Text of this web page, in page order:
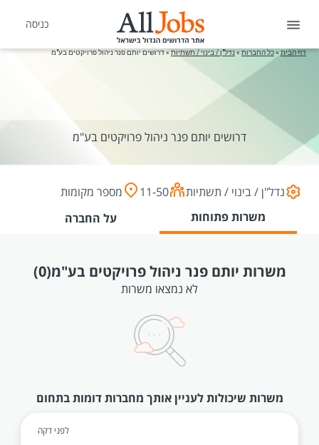
כניסה
דף הבית »כל החברות » נדל"ן / בינוי / תשתיות»דרושים יותם פנר ניהול פרויקטים בע"מ
דרושים יותם פנר ניהול פרויקטים בע"מ
נדל"ן / בינוי / תשתיות 11-50
מספר מקומות
משרות פתוחות
על החברה
משרות יותם פנר ניהול פרויקטים בע"מ(0)
לא נמצאו משרות
משרות שיכולות לעניין אותך מחברות דומות בתחום
לפני דקה